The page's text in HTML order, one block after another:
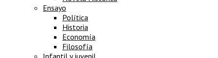
Ensayo
Política
Historia
Economía
Filosofía
Infantil y juvenil